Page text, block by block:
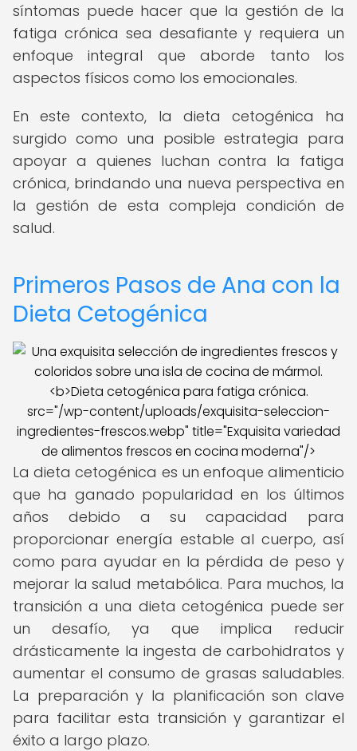
síntomas puede hacer que la gestión de la
fatiga crónica sea desafiante y requiera un
enfoque integral que aborde tanto los
aspectos físicos como los emocionales.
En este contexto, la dieta cetogénica ha
surgido como una posible estrategia para
apoyar a quienes luchan contra la fatiga
crónica, brindando una nueva perspectiva en
la gestión de esta compleja condición de
salud.
Primeros Pasos de Ana con la
Dieta Cetogénica
src="/wp-content/uploads/exquisita-seleccion-
ingredientes-frescos.webp" title="Exquisita variedad
de alimentos frescos en cocina moderna"/>
La dieta cetogénica es un enfoque alimenticio
que ha ganado popularidad en los últimos
años debido a su capacidad para
proporcionar energía estable al cuerpo, así
como para ayudar en la pérdida de peso y
mejorar la salud metabólica. Para muchos, la
transición a una dieta cetogénica puede ser
un desafío, ya que implica reducir
drásticamente la ingesta de carbohidratos y
aumentar el consumo de grasas saludables.
La preparación y la planificación son clave
para facilitar esta transición y garantizar el
éxito a largo plazo.